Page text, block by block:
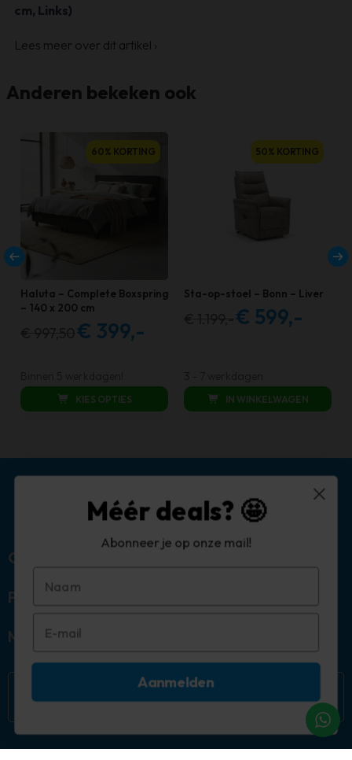
cm, Links)
Lees meer over dit artikel ›
Anderen bekeken ook
Haluta – Complete Boxspring
– 140 x 200 cm
Oorspronkelijke
€ 399,-
€ 399,00.
60% KORTING
KIES OPTIES
Sta-op-stoel – Bonn – Liver
Oorspronkelijke
€ 599,-
50% KORTING
IN WINKELWAGEN
Over ons
Populaire categorieën
Mijn account
Méér deals? 🤩
Abonneer je op onze mail!
Aanmelden